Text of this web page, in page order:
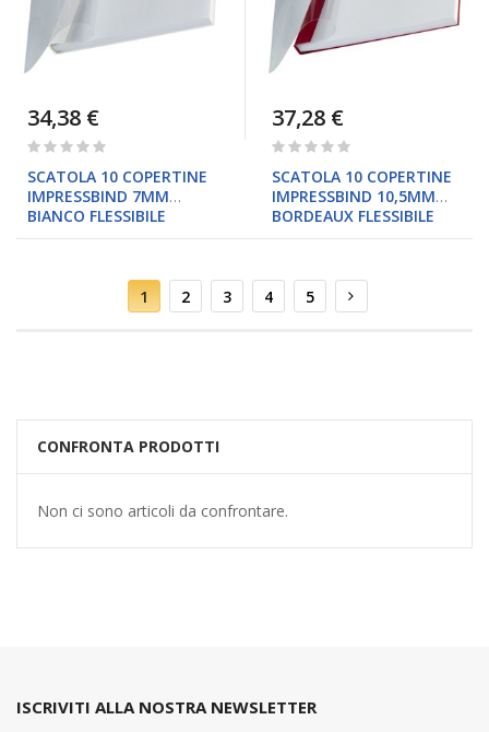
34,38 €
Rating:
SCATOLA 10 COPERTINE
IMPRESSBIND 7MM
BIANCO FLESSIBILE
37,28 €
Rating:
SCATOLA 10 COPERTINE
IMPRESSBIND 10,5MM
BORDEAUX FLESSIBILE
Pagina
Attualmente
stai
leggendo
1 Pagina
2 Pagina
3 Pagina
4 Pagina
5 Pagina
Successivo
CONFRONTA PRODOTTI
Non ci sono articoli da confrontare.
ISCRIVITI ALLA NOSTRA NEWSLETTER